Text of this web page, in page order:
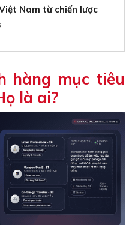
Nam từ chiến lược
hàng mục tiêu
là ai?